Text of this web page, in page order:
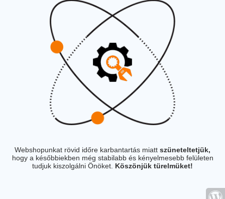
Webshopunkat rövid időre karbantartás miatt szüneteltetjük,
hogy a későbbiekben még stabilabb és kényelmesebb felületen
tudjuk kiszolgálni Önöket. Köszönjük türelmüket!